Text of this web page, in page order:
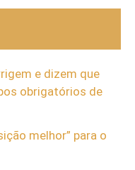
e dizem que
obrigatórios de
melhor” para o